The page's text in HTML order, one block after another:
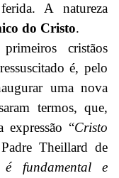
A natureza
do Cristo.
cristãos
é, pelo
uma nova
termos, que,
expressão “Cristo
Theillard de
fundamental e